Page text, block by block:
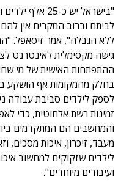
"בישראל יש כ-
לביתם וברוב המקרים אין
ללא הגבלה", אמר זיסאפל.
גישה מקסימלית לאינטרנט
ההתפתחות האישית של מי שחי
בחלק מהמקומות אף הושקע
לספק לילדים סביבת עבודה
זמינות רשת אלחוטית, כדי
והמחשבים הם המתקדמים
מעבד, זיכרון, איכות מסכים,
לילדים שזקוקים למחשוב
ועיבודים מיוחדים".